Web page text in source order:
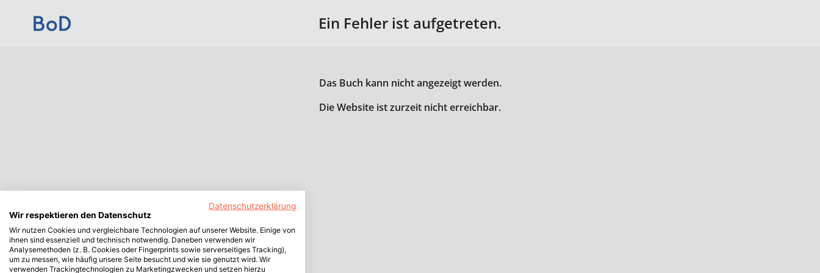
Ein Fehler ist aufgetreten.
Das Buch kann nicht angezeigt werden.
Die Website ist zurzeit nicht erreichbar.
Datenschutzerklärung
Wir respektieren den Datenschutz
Wir nutzen Cookies und vergleichbare Technologien auf unserer Website. Einige von
ihnen sind essenziell und technisch notwendig. Daneben verwenden wir
Analysemethoden (z. B. Cookies oder Fingerprints sowie serverseitiges Tracking),
um zu messen, wie häufig unsere Seite besucht und wie sie genutzt wird. Wir
verwenden Trackingtechnologien zu Marketingzwecken und setzen hierzu